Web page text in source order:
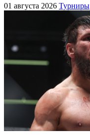
01 августа 2026 Турниры